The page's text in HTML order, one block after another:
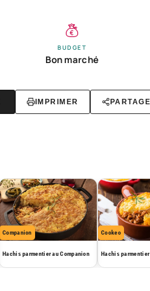
BUDGET
Bon marché
IMPRIMER
Companion
Hachis parmentier au Companion
Cookeo
Hachis parmentier